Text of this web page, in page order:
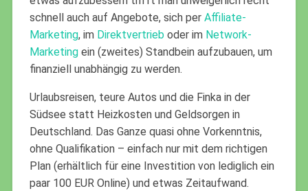
schnell auch auf Angebote, sich per Affiliate-
Marketing, im Direktvertrieboder im Network-
Marketingein (zweites) Standbein aufzubauen, um
finanziell unabhängig zu werden.
Urlaubsreisen, teure Autos und die Finka in der
Südsee statt Heizkosten und Geldsorgen in
Deutschland. Das Ganze quasi ohne Vorkenntnis,
ohne Qualifikation – einfach nur mit dem richtigen
Plan (erhältlich für eine Investition von lediglich ein
paar 100 EUR Online) und etwas Zeitaufwand.